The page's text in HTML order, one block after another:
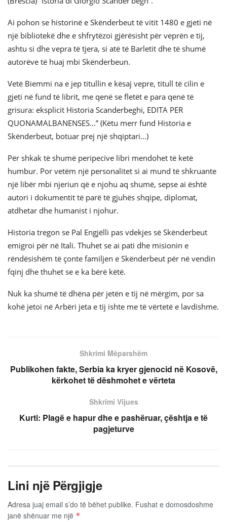
Ai pohon se historinë e Skënderbeut të vitit 1480 e gjeti në
një bibliotekë dhe e shfrytëzoi gjërësisht për veprën e tij,
ashtu si dhe vepra të tjera, si atë të Barletit dhe të shumë
autorëve të huaj mbi Skënderbeun.
Vetë Biemmi na e jep titullin e kësaj vepre, titull të cilin e
gjeti në fund të librit, me qenë se fletët e para qenë të
grisura: eksplicit Historia Scanderbeghi, EDITA PER
QUONAMALBANENSES…” (Këtu merr fund Historia e
Skënderbeut, botuar prej një shqiptari…)
Për shkak të shumë peripecive libri mendohet të ketë
humbur. Por vetëm një personalitet si ai mund të shkruante
një libër mbi njeriun që e njohu aq shumë, sepse ai është
autori i dokumentit të parë të gjuhës shqipe, diplomat,
atdhetar dhe humanist i njohur.
Historia tregon se Pal Engjëlli pas vdekjes së Skënderbeut
emigroi për në Itali. Thuhet se ai pati dhe misionin e
rëndësishëm të çonte familjen e Skënderbeut për në vendin
fqinj dhe thuhet se e ka bërë këtë.
Nuk ka shumë të dhëna për jetën e tij në mërgim, por sa
kohë jetoi në Arbëri jeta e tij ishte me të vërtetë e lavdishme.
Shkrimi Mëparshëm
Publikohen fakte, Serbia ka kryer gjenocid në Kosovë,
kërkohet të dëshmohet e vërteta
Shkrimi Vijues
Kurti: Plagë e hapur dhe e pashëruar, çështja e të
pagjeturve
Lini një Përgjigje
Adresa juaj email s’do të bëhet publike. Fushat e domosdoshme
janë shënuar me një *